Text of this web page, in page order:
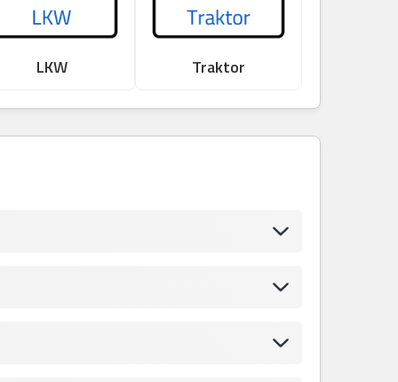
LKW Traktor